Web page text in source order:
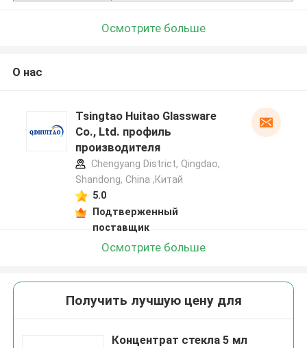
Осмотрите больше
О нас
Tsingtao Huitao Glassware
Co., Ltd. профиль
производителя
Chengyang District, Qingdao,
Shandong, China ,Китай
5.0
Подтверженный
поставщик
Осмотрите больше
Получить лучшую цену для
Концентрат стекла 5 мл